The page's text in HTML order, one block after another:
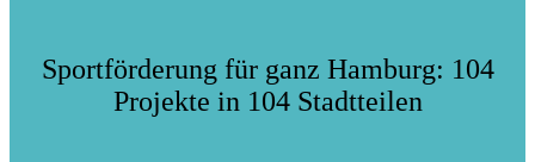
Sportförderung für ganz Hamburg: 104
Projekte in 104 Stadtteilen